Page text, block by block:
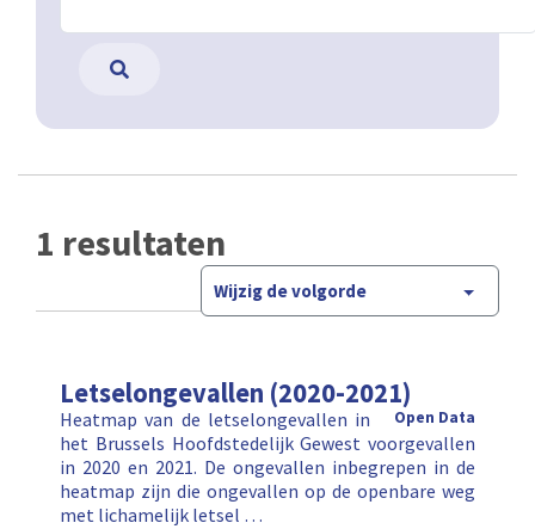
1 resultaten
Wijzig de volgorde
Letselongevallen (2020-2021)
Open Data
Heatmap van de letselongevallen in
het Brussels Hoofdstedelijk Gewest voorgevallen
in 2020 en 2021. De ongevallen inbegrepen in de
heatmap zijn die ongevallen op de openbare weg
met lichamelijk letsel …